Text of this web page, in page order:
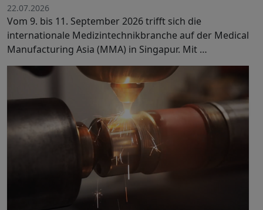
22.07.2026
Vom 9. bis 11. September 2026 trifft sich die
internationale Medizintechnikbranche auf der Medical
Manufacturing Asia (MMA) in Singapur. Mit …